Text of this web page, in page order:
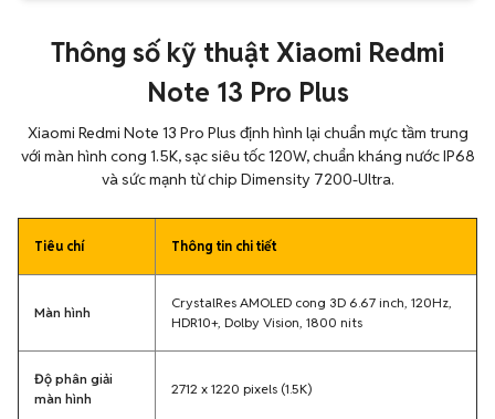
Thông số kỹ thuật Xiaomi Redmi
Note 13 Pro Plus
Xiaomi Redmi Note 13 Pro Plus định hình lại chuẩn mực tầm trung
với màn hình cong 1.5K, sạc siêu tốc 120W, chuẩn kháng nước IP68
và sức mạnh từ chip Dimensity 7200-Ultra.
Tiêu chí Thông tin chi tiết
Màn hình
CrystalRes AMOLED cong 3D 6.67 inch, 120Hz,
HDR10+, Dolby Vision, 1800 nits
Độ phân giải
màn hình
2712 x 1220 pixels (1.5K)